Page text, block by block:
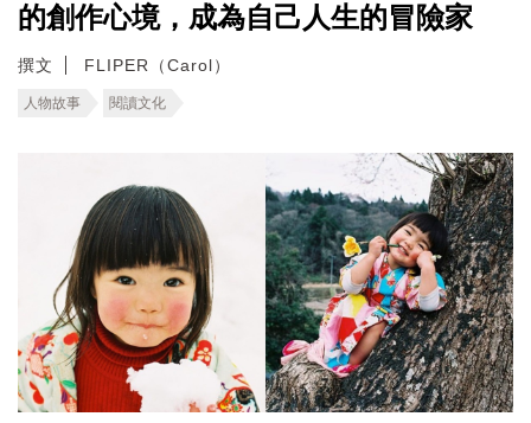
的創作心境，成為自己人生的冒險家
撰文 FLIPER（Carol）
人物故事 閱讀文化